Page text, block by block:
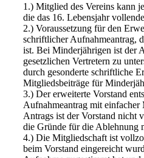
1.) Mitglied des Vereins kann
die das 16. Lebensjahr
2.) Voraussetzung für den
schriftlicher Aufnahmeantrag,
ist. Bei Minderjährigen ist der
gesetzlichen Vertretern zu
durch gesonderte schriftliche
Mitgliedsbeiträge für
3.) Der erweiterte Vorstand
Aufnahmeantrag mit
Antrags ist der Vorstand nicht
die Gründe für die Ablehnung
4.) Die Mitgliedschaft ist
beim Vorstand eingereicht